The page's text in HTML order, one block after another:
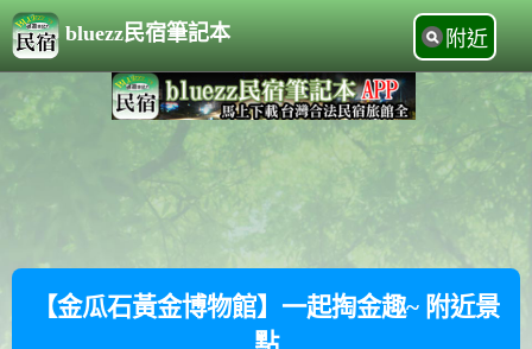
bluezz民宿筆記本 附近
【金瓜石黃金博物館】一起掏金趣~ 附近景